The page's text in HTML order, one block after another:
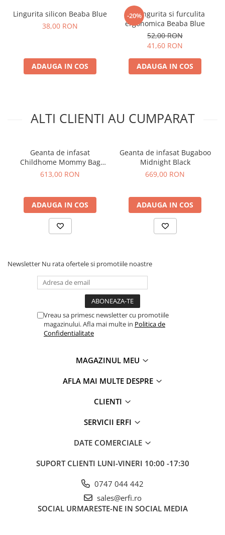
Geanta practica, foarte spatioasa.
Curele de prindere pe manerul caruciorului.
Salteluta pentru infasat.
Gentuta frontala detasabila.
Se ataseaza usor de manerele carucioarelor.
Black:
Greutate: 1.35 kg.
Volum: 23 l.
Numar buzunare: 16.
Intretinere: curatati manual folosind un burete umed
Salteluta de infasat este lavabila la masina de spalat la
30°.
Lingurita silicon Beaba Blue
38,00 RON
ADAUGA IN COS
-20%
Set lingurita si furculita
ergonomica Beaba Blue
52,00 RON
41,60 RON
ADAUGA IN COS
ALTI CLIENTI AU CUMPARAT
Geanta de infasat
Childhome Mommy Bag
Teddy
613,00 RON
ADAUGA IN COS
Geanta de infasat Bugaboo
Midnight Black
669,00 RON
ADAUGA IN COS
Newsletter Nu rata ofertele si promotiile noastre
Vreau sa primesc newsletter cu promotiile
magazinului. Afla mai multe in Politica de
Confidentialitate
MAGAZINUL MEU
AFLA MAI MULTE DESPRE
CLIENTI
SERVICII ERFI
DATE COMERCIALE
SUPORT CLIENTI LUNI-VINERI 10:00 -17:30
0747 044 442
sales@erfi.ro
SOCIAL URMARESTE-NE IN SOCIAL MEDIA